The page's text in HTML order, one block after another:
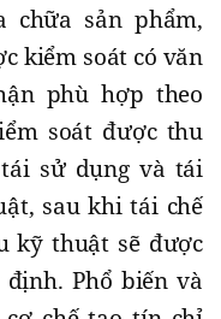
chữa sản phẩm,
kiểm soát có văn
phù hợp theo
soát được thu
sử dụng và tái
sau khi tái chế
kỹ thuật sẽ được
Phổ biến và